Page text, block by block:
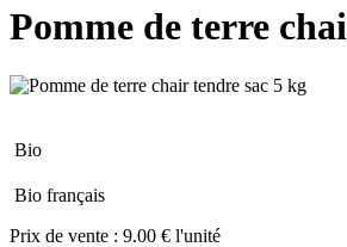
Pomme de terre
Bio
Bio français
Prix de vente : 9.00 € l'unité